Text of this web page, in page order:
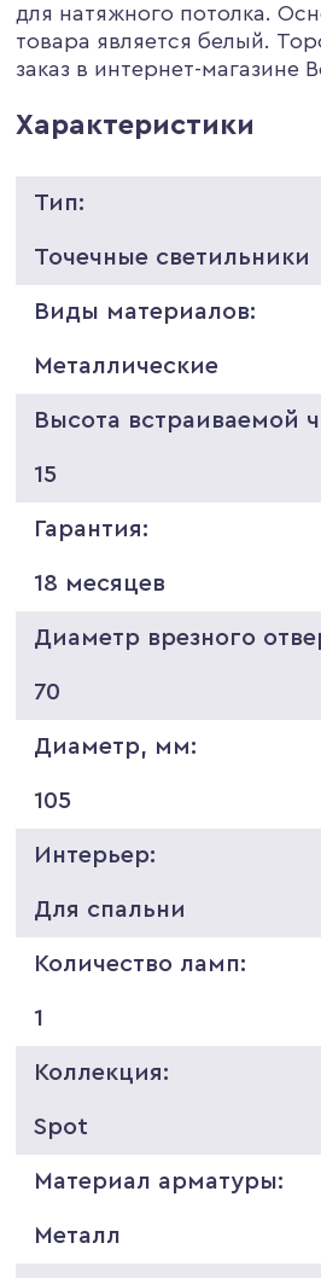
для натяжного потолка.
товара является белый.
заказ в интернет-магазине
Характеристики
Тип:
Точечные светильники
Виды материалов:
Металлические
Высота встраиваемой
15
Гарантия:
18 месяцев
Диаметр врезного
70
Диаметр, мм:
105
Интерьер:
Для спальни
Количество ламп:
1
Коллекция:
Spot
Материал арматуры:
Металл